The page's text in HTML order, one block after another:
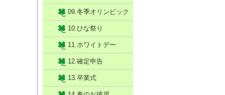
09.冬季オリンピック
10.ひな祭り
11.ホワイトデー
12.確定申告
13.卒業式